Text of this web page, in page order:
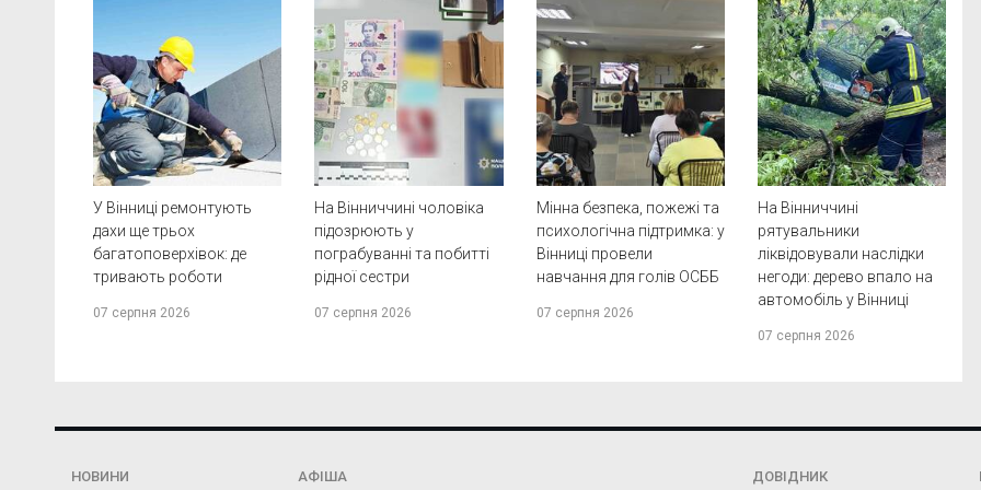
У Вінниці ремонтують
дахи ще трьох
багатоповерхівок: де
тривають роботи
07 серпня 2026
На Вінниччині чоловіка
підозрюють у
пограбуванні та побитті
рідної сестри
07 серпня 2026
Мінна безпека, пожежі та
психологічна підтримка: у
Вінниці провели
навчання для голів ОСББ
07 серпня 2026
На Вінниччині
рятувальники
ліквідовували наслідки
негоди: дерево впало на
автомобіль у Вінниці
07 серпня 2026
НОВИНИ АФІША ДОВІДНИК